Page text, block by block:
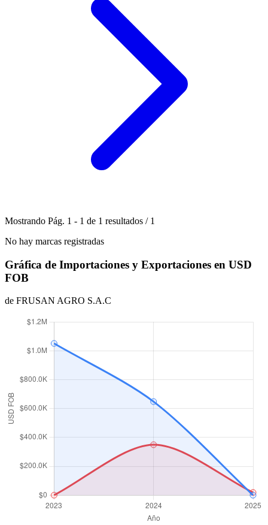
Mostrando Pág. 1 - 1 de 1 resultados / 1
No hay marcas registradas
Gráfica de Importaciones y Exportaciones en USD
FOB
de FRUSAN AGRO S.A.C